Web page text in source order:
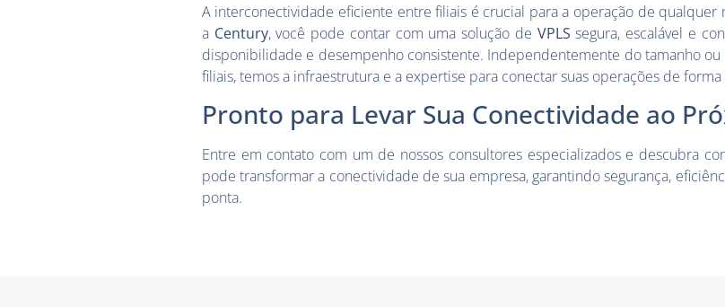
A interconectividade eficiente entre filiais é crucial para a operação de qualquer
a Century, você pode contar com uma solução de VPLS segura, escalável e
disponibilidade e desempenho consistente. Independentemente do tamanho ou
filiais, temos a infraestrutura e a expertise para conectar suas operações de
Pronto para Levar Sua Conectividade ao
Entre em contato com um de nossos consultores especializados e descubra
pode transformar a conectividade de sua empresa, garantindo segurança,
ponta.